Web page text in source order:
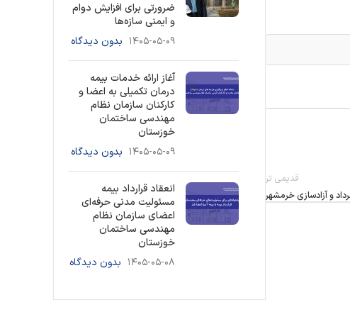
قدیمی تر
و آزادسازی خرمشهر
ضرورتی برای افزایش دوام
و ایمنی سازه‌ها
۱۴۰۵-۰۵-۰۹ بدون دیدگاه
آغاز ارائه خدمات بیمه
درمان تکمیلی به اعضا و
کارکنان سازمان نظام
مهندسی ساختمان
خوزستان
۱۴۰۵-۰۵-۰۹ بدون دیدگاه
انعقاد قرارداد بیمه
مسئولیت مدنی حرفه‌ای
اعضای سازمان نظام
مهندسی ساختمان
خوزستان
۱۴۰۵-۰۵-۰۸ بدون دیدگاه